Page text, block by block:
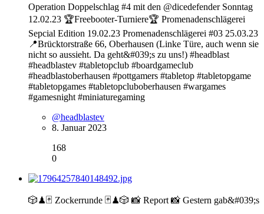
Operation Doppelschlag #4 mit den @dicedefender Sonntag
12.02.23 🏆Freebooter-Turniere🏆 Promenadenschlägerei
Sepcial Edition 19.02.23 Promenadenschlägerei #03 25.03.23
📍Brücktorstraße 66, Oberhausen (Linke Türe, auch wenn sie
nicht so aussieht. Da geht&#039;s zu uns!) #headblast
#headblastev #tabletopclub #boardgameclub
#headblastoberhausen #pottgamers #tabletop #tabletopgame
#tabletopgames #tabletopcluboberhausen #wargames
#gamesnight #miniaturegaming
@headblastev
8. Januar 2023
168
0
🎲♟🃏 Zockerrunde 🃏♟🎲 📸 Report 📸 Gestern gab&#039;s